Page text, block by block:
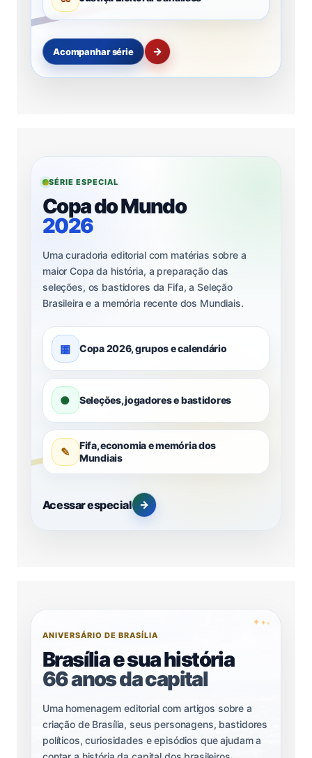
Acompanhar série →
SÉRIE ESPECIAL
Copa do Mundo
2026
Uma curadoria editorial com matérias sobre a
maior Copa da história, a preparação das
seleções, os bastidores da Fifa, a Seleção
Brasileira e a memória recente dos Mundiais.
▦ Copa 2026, grupos e calendário
● Seleções, jogadores e bastidores
✎
Fifa, economia e memória dos
Mundiais
Acessar especial →
✦ ✦ ✦
ANIVERSÁRIO DE BRASÍLIA
Brasília e sua história
66 anos da capital
Uma homenagem editorial com artigos sobre a
criação de Brasília, seus personagens, bastidores
políticos, curiosidades e episódios que ajudam a